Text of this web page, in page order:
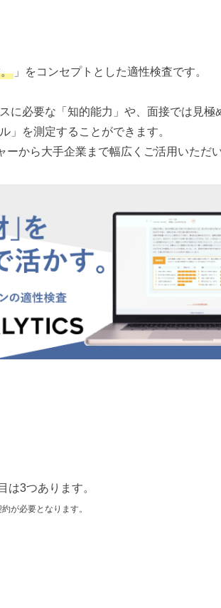
」をコンセプトとした適性検査です。
に必要な「知的能力」や、面接では見極
」を測定することができます。
から大手企業まで幅広くご活用いただ
は3つあります。
が必要となります。